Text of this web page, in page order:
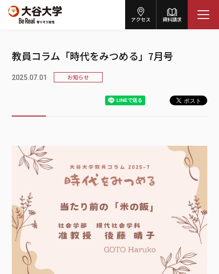
アクセス 資料請求
教員コラム「時代をみつめる」7月号
2025.07.01 お知らせ